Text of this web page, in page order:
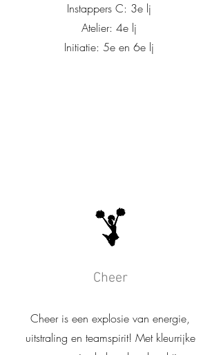
Instappers C: 3e lj
Atelier: 4e lj
Initiatie: 5e en 6e lj
Cheer
Cheer is een explosie van energie,
uitstraling en teamspirit! Met kleurrijke